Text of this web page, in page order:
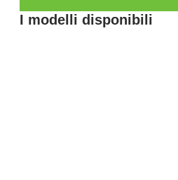
I modelli disponibili